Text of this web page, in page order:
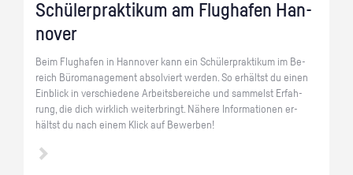
Schü­ler­prak­ti­kum am Flug­ha­fen Han­
no­ver
Beim Flug­ha­fen in Han­no­ver kann ein Schü­ler­prak­ti­kum im Be­
reich Bü­ro­ma­nage­ment ab­sol­viert wer­den. So er­hältst du einen
Ein­blick in ver­schie­de­ne Ar­beits­be­rei­che und sam­melst Er­fah­
rung, die dich wirk­lich wei­ter­bringt. Nä­he­re In­for­ma­tio­nen er­
hältst du nach einem Klick auf Be­wer­ben!